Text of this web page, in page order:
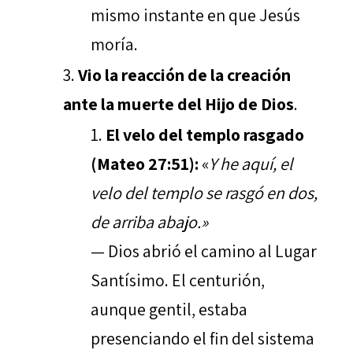
mismo instante en que Jesús
moría.
Vio la reacción de la creación
ante la muerte del Hijo de Dios.
El velo del templo rasgado
(Mateo 27:51): «Y he aquí, el
velo del templo se rasgó en dos,
de arriba abajo.»
— Dios abrió el camino al Lugar
Santísimo. El centurión,
aunque gentil, estaba
presenciando el fin del sistema